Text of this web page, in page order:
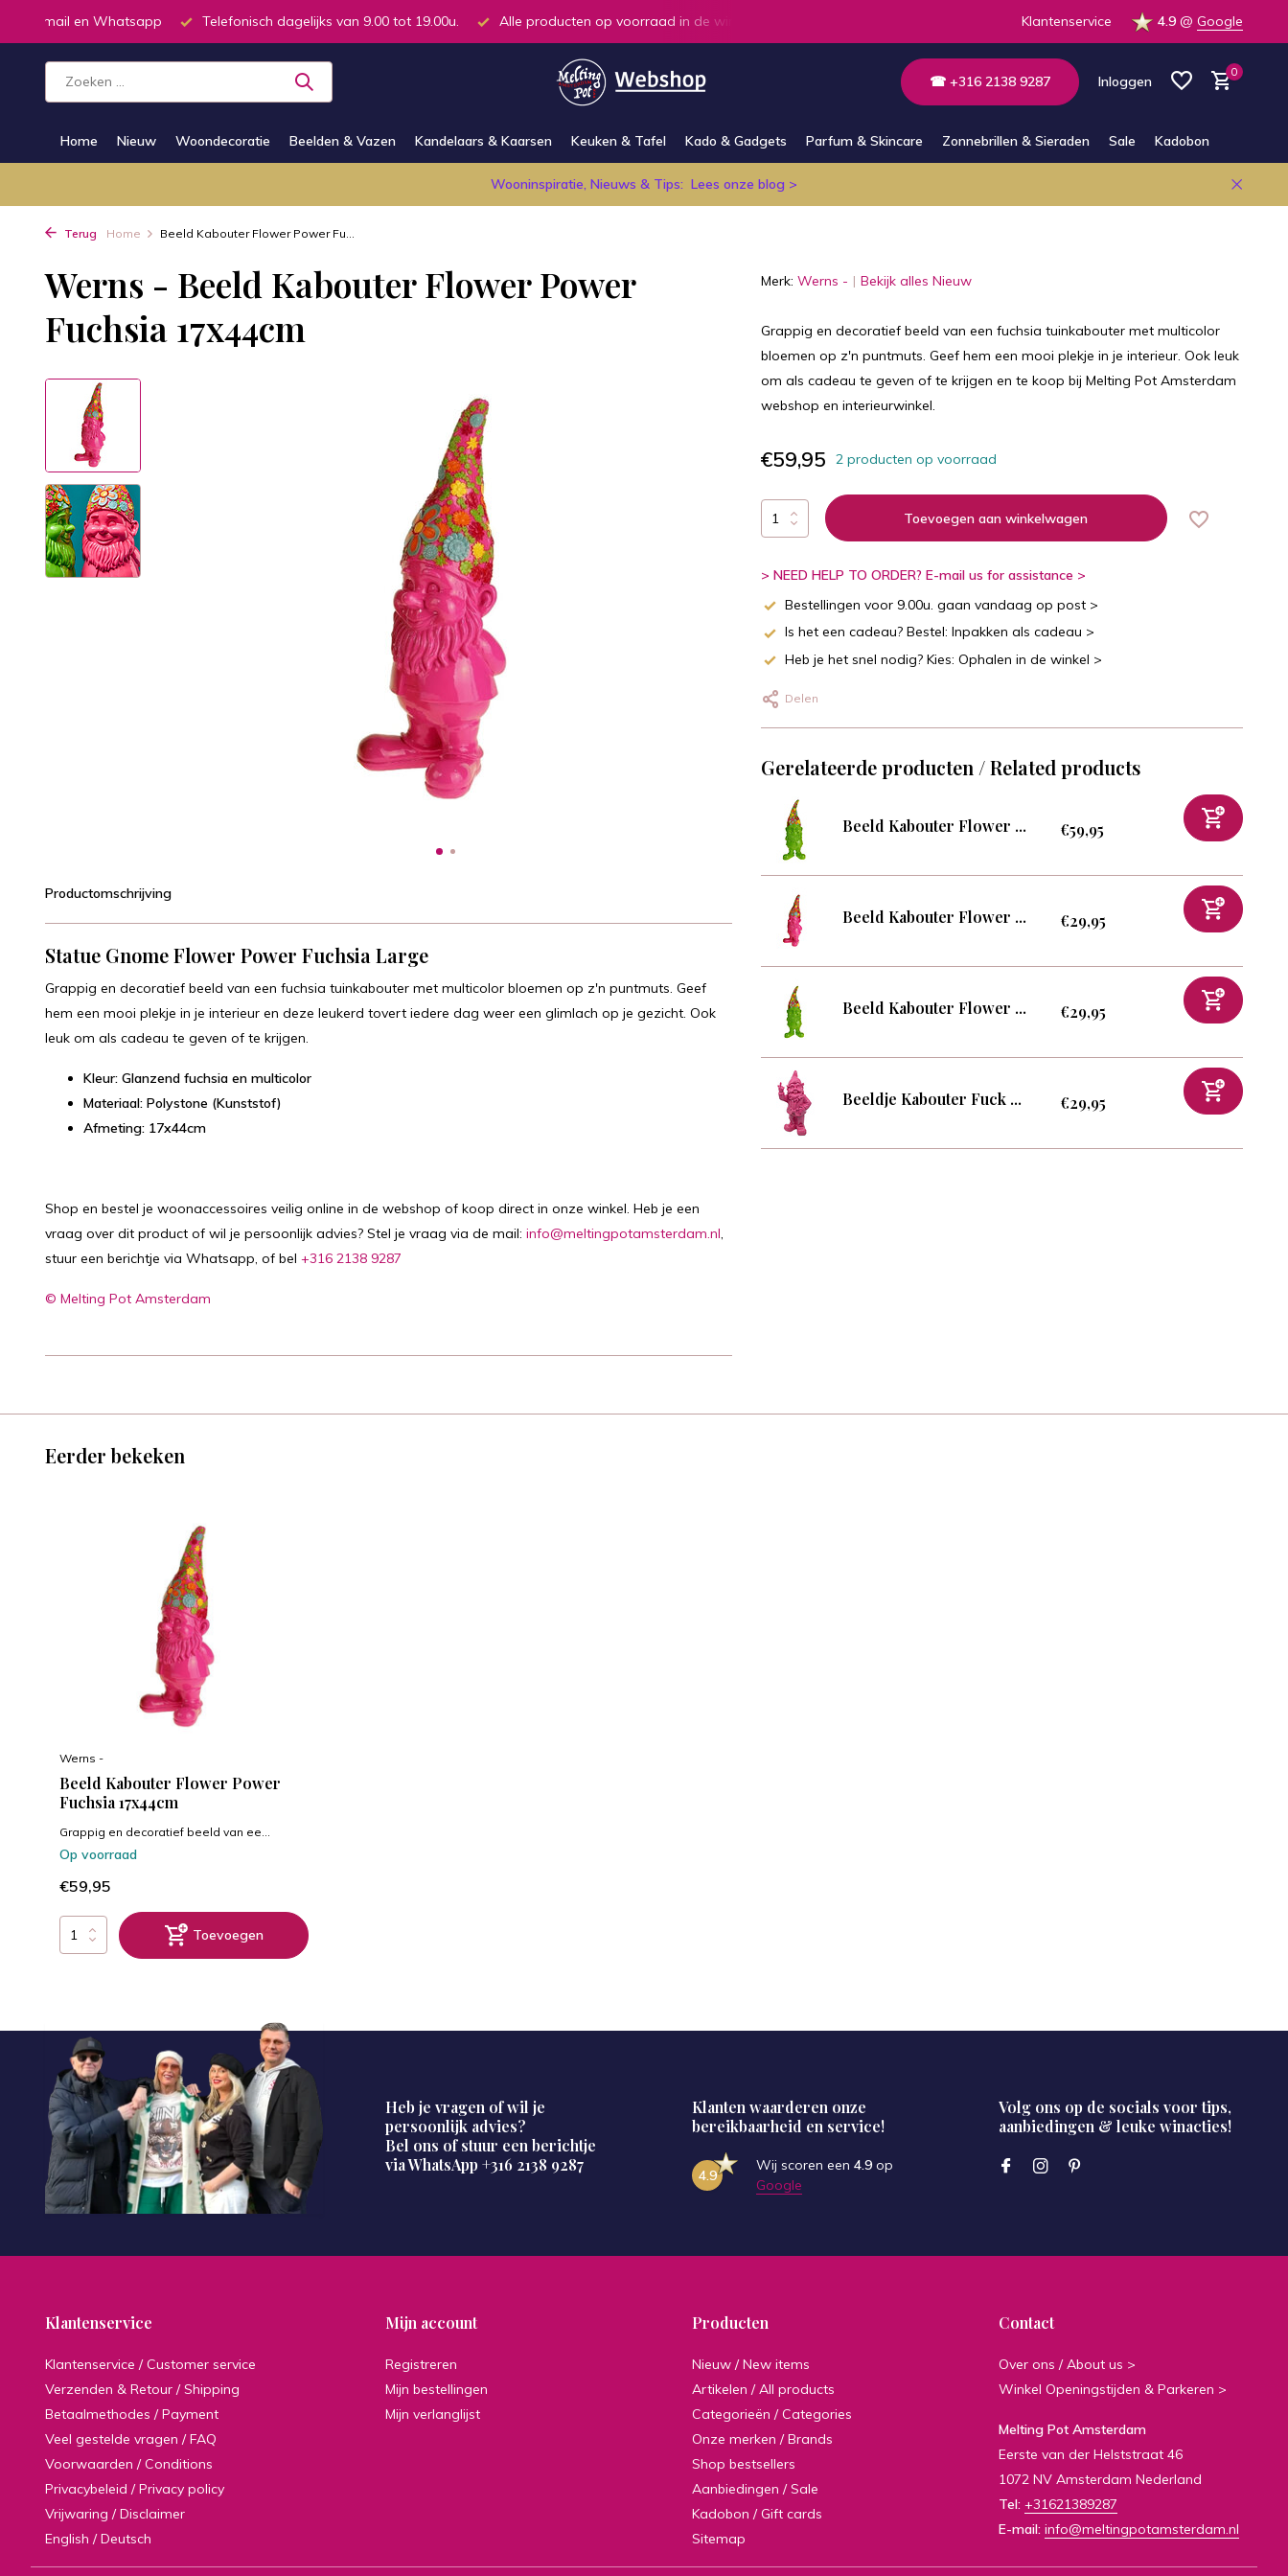
via E-mail en Whatsapp Telefonisch dagelijks van 9.00 tot 19.00u. Alle producten op voorraad in de winkel Klantenservice 4.9 @ Google
☎ +316 2138 9287 Inloggen
0
Home Nieuw Woondecoratie Beelden & Vazen Kandelaars & Kaarsen Keuken & Tafel Kado & Gadgets Parfum & Skincare Zonnebrillen & Sieraden Sale Kadobon
Wooninspiratie, Nieuws & Tips: Lees onze blog >
Terug Home Beeld Kabouter Flower Power Fu...
Werns - Beeld Kabouter Flower Power
Fuchsia 17x44cm
Productomschrijving
Statue Gnome Flower Power Fuchsia Large
Grappig en decoratief beeld van een fuchsia tuinkabouter met multicolor bloemen op z'n puntmuts. Geef
hem een mooi plekje in je interieur en deze leukerd tovert iedere dag weer een glimlach op je gezicht. Ook
leuk om als cadeau te geven of te krijgen.
Kleur: Glanzend fuchsia en multicolor
Materiaal: Polystone (Kunststof)
Afmeting: 17x44cm
Shop en bestel je woonaccessoires veilig online in de webshop of koop direct in onze winkel. Heb je een
vraag over dit product of wil je persoonlijk advies? Stel je vraag via de mail: info@meltingpotamsterdam.nl,
stuur een berichtje via Whatsapp, of bel +316 2138 9287
© Melting Pot Amsterdam
Merk: Werns - Bekijk alles Nieuw
Grappig en decoratief beeld van een fuchsia tuinkabouter met multicolor
bloemen op z'n puntmuts. Geef hem een mooi plekje in je interieur. Ook leuk
om als cadeau te geven of te krijgen en te koop bij Melting Pot Amsterdam
webshop en interieurwinkel.
€59,95 2 producten op voorraad
Toevoegen aan winkelwagen
> NEED HELP TO ORDER? E-mail us for assistance >
Bestellingen voor 9.00u. gaan vandaag op post >
Is het een cadeau? Bestel: Inpakken als cadeau >
Heb je het snel nodig? Kies: Ophalen in de winkel >
Delen
Gerelateerde producten / Related products
Beeld Kabouter Flower ... €59,95
Beeld Kabouter Flower ... €29,95
Beeld Kabouter Flower ... €29,95
Beeldje Kabouter Fuck ... €29,95
Eerder bekeken
Werns -
Beeld Kabouter Flower Power
Fuchsia 17x44cm
Grappig en decoratief beeld van ee...
Op voorraad
€59,95
Toevoegen
Heb je vragen of wil je
persoonlijk advies?
Bel ons of stuur een berichtje
via WhatsApp +316 2138 9287
Klanten waarderen onze
bereikbaarheid en service!
4.9
Wij scoren een 4.9 op
Google
Volg ons op de socials voor tips,
aanbiedingen & leuke winacties!
Klantenservice
Klantenservice / Customer service
Verzenden & Retour / Shipping
Betaalmethodes / Payment
Veel gestelde vragen / FAQ
Voorwaarden / Conditions
Privacybeleid / Privacy policy
Vrijwaring / Disclaimer
English / Deutsch
Mijn account
Registreren
Mijn bestellingen
Mijn verlanglijst
Producten
Nieuw / New items
Artikelen / All products
Categorieën / Categories
Onze merken / Brands
Shop bestsellers
Aanbiedingen / Sale
Kadobon / Gift cards
Sitemap
Contact
Over ons / About us >
Winkel Openingstijden & Parkeren >
Melting Pot Amsterdam
Eerste van der Helststraat 46
1072 NV Amsterdam Nederland
Tel: +31621389287
E-mail: info@meltingpotamsterdam.nl